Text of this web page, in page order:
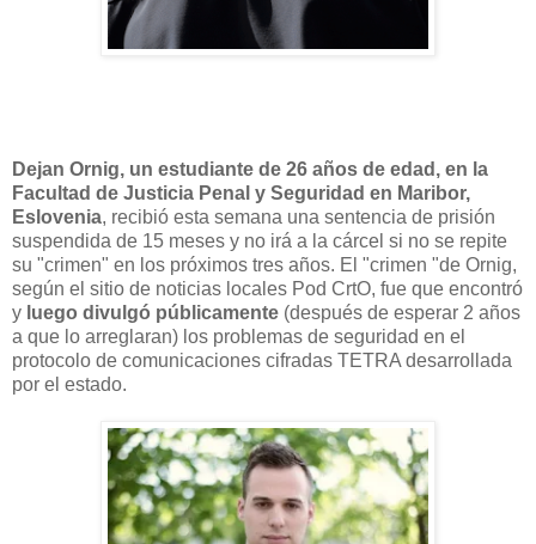
Dejan Ornig, un estudiante de 26 años de edad, en la
Facultad de Justicia Penal y Seguridad en Maribor,
Eslovenia, recibió esta semana una sentencia de prisión
suspendida de 15 meses y no irá a la cárcel si no se repite
su "crimen" en los próximos tres años. El "crimen "de Ornig,
según el sitio de noticias locales Pod CrtO, fue que encontró
y luego divulgó públicamente (después de esperar 2 años
a que lo arreglaran) los problemas de seguridad en el
protocolo de comunicaciones cifradas TETRA desarrollada
por el estado.